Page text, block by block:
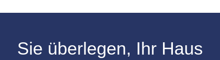
Sie überlegen, Ihr Haus